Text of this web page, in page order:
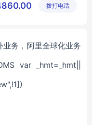
玉 籽料石包玉
有限公司
拨打电话
业务，阿里全球化业务
var _hmt=_hmt||